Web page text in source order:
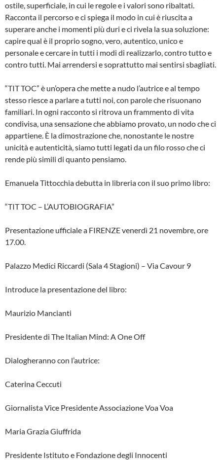
ostile, superficiale, in cui le regole e i valori sono ribaltati.
Racconta il percorso e ci spiega il modo in cui è riuscita a
superare anche i momenti più duri e ci rivela la sua soluzione:
capire qual è il proprio sogno, vero, autentico, unico e
personale e cercare in tutti i modi di realizzarlo, contro tutto e
contro tutti. Mai arrendersi e soprattutto mai sentirsi sbagliati.
“TIT TOC” è un’opera che mette a nudo l’autrice e al tempo
stesso riesce a parlare a tutti noi, con parole che risuonano
familiari. In ogni racconto si ritrova un frammento di vita
condivisa, una sensazione che abbiamo provato, un nodo che ci
appartiene. È la dimostrazione che, nonostante le nostre
unicità e autenticità, siamo tutti legati da un filo rosso che ci
rende più simili di quanto pensiamo.
Emanuela Tittocchia debutta in libreria con il suo primo libro:
“TIT TOC – L’AUTOBIOGRAFIA”
Presentazione ufficiale a FIRENZE venerdì 21 novembre, ore
17.00.
Palazzo Medici Riccardi (Sala 4 Stagioni) – Via Cavour 9
Introduce la presentazione del libro:
Maurizio Mancianti
Presidente di The Italian Mind: A One Off
Dialogheranno con l’autrice:
Caterina Ceccuti
Giornalista Vice Presidente Associazione Voa Voa
Maria Grazia Giuffrida
Presidente Istituto e Fondazione degli Innocenti